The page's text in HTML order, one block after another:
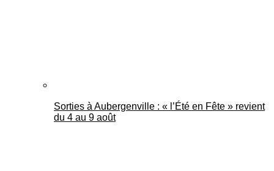
Sorties à Aubergenville : « l’Été en Fête » revient
du 4 au 9 août